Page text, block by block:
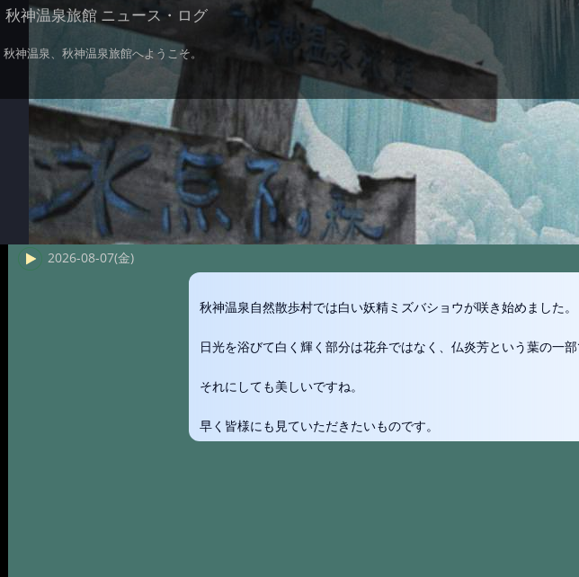
秋神温泉旅館 ニュース・ログ
秋神温泉、秋神温泉旅館へようこそ。
2026-08-07(金)
秋神温泉自然散歩村では白い妖精ミズバショウが咲き始めました。
日光を浴びて白く輝く部分は花弁ではなく、仏炎芳という葉の一部
それにしても美しいですね。
早く皆様にも見ていただきたいものです。